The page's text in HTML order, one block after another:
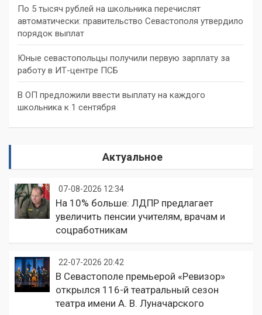
По 5 тысяч рублей на школьника перечислят
автоматически: правительство Севастополя утвердило
порядок выплат
Юные севастопольцы получили первую зарплату за
работу в ИТ-центре ПСБ
В ОП предложили ввести выплату на каждого
школьника к 1 сентября
Актуальное
07-08-2026 12:34
На 10% больше: ЛДПР предлагает
увеличить пенсии учителям, врачам и
соцработникам
22-07-2026 20:42
В Севастополе премьерой «Ревизор»
открылся 116-й театральный сезон
театра имени А. В. Луначарского